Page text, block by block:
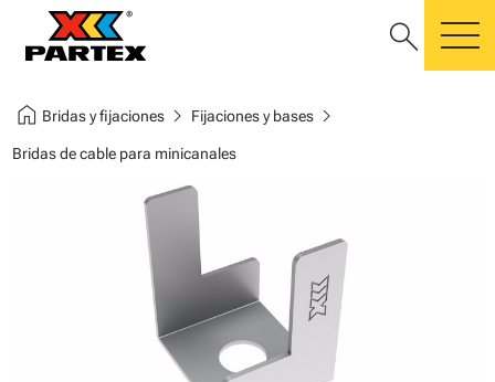
search
home Bridas y fijacioneschevron_right Fijaciones y baseschevron_right
Bridas de cable para minicanales